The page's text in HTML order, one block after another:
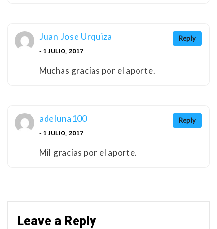
Reply
Juan Jose Urquiza
- 1 JULIO, 2017
Muchas gracias por el aporte.
Reply
adeluna100
- 1 JULIO, 2017
Mil gracias por el aporte.
Leave a Reply